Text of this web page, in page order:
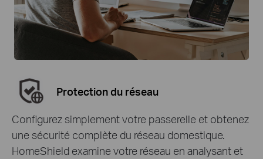
Protection du réseau
Configurez simplement votre passerelle et obtenez
une sécurité complète du réseau domestique.
HomeShield examine votre réseau en analysant et